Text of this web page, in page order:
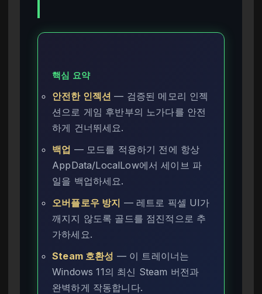
핵심 요약
안전한 인젝션 — 검증된 메모리 인젝
션으로 게임 후반부의 노가다를 안전
하게 건너뛰세요.
백업 — 모드를 적용하기 전에 항상
AppData/LocalLow에서 세이브 파
일을 백업하세요.
오버플로우 방지 — 레트로 픽셀 UI가
깨지지 않도록 골드를 점진적으로 추
가하세요.
Steam 호환성 — 이 트레이너는
Windows 11의 최신 Steam 버전과
완벽하게 작동합니다.